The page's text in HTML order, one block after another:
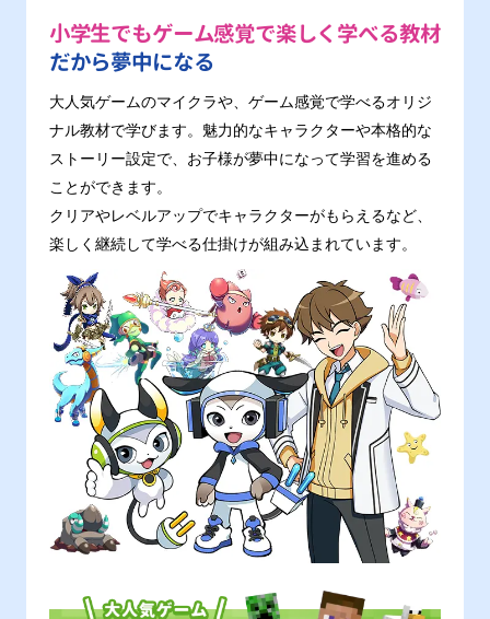
小学生でもゲーム感覚で楽しく学べる教材
だから夢中になる
大人気ゲームのマイクラや、ゲーム感覚で学べるオリジ
ナル教材で学びます。魅力的なキャラクターや本格的な
ストーリー設定で、お子様が夢中になって学習を進める
ことができます。
クリアやレベルアップでキャラクターがもらえるなど、
楽しく継続して学べる仕掛けが組み込まれています。